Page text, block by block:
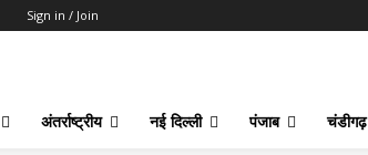
Sign in / Join
अंतर्राष्ट्रीय नई दिल्ली पंजाब चंडीगढ़